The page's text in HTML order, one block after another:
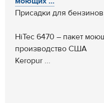
Присадки для бензинов
HiTec 6470 – пакет
производство США
Keropur ...